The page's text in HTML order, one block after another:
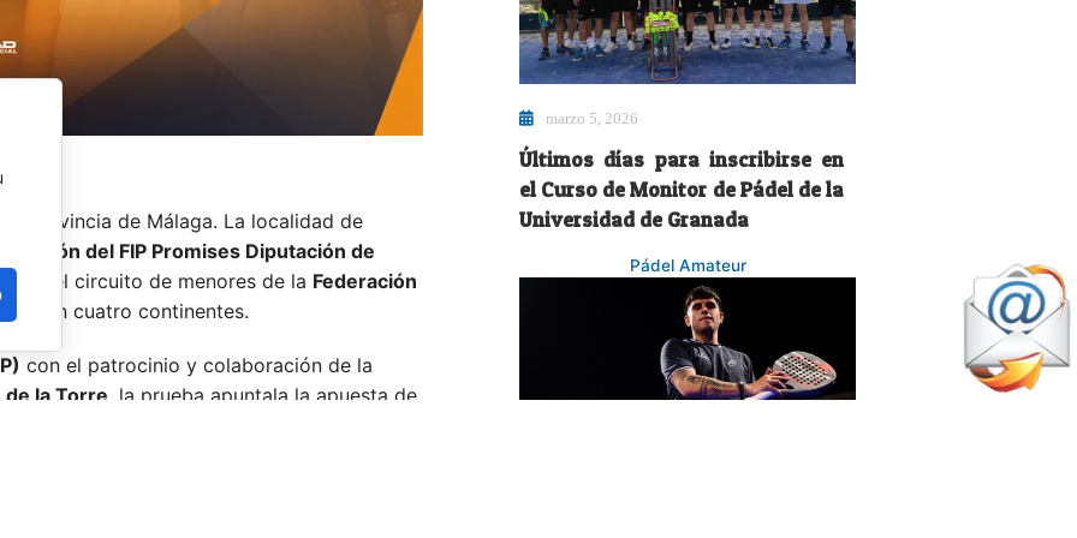
la provincia de Málaga. La localidad de
edición del FIP Promises Diputación de
del circuito de menores de la Federación
en cuatro continentes.
con el patrocinio y colaboración de la
la Torre , la prueba apuntala la apuesta de
marzo 5, 2026
Últimos días para inscribirse en
el Curso de Monitor de Pádel de la
Universidad de Granada
Pádel Amateur